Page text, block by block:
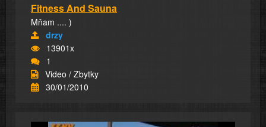
Fitness And Sauna
Mňam .... )
drzy
13901x
1
Video / Zbytky
30/01/2010